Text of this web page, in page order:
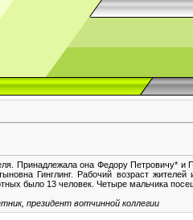
Принадлежала она Федору Петровичу*
Гинглинг. Рабочий возраст
было 13 человек. Четыре мальчика
президент вотчинной коллегии